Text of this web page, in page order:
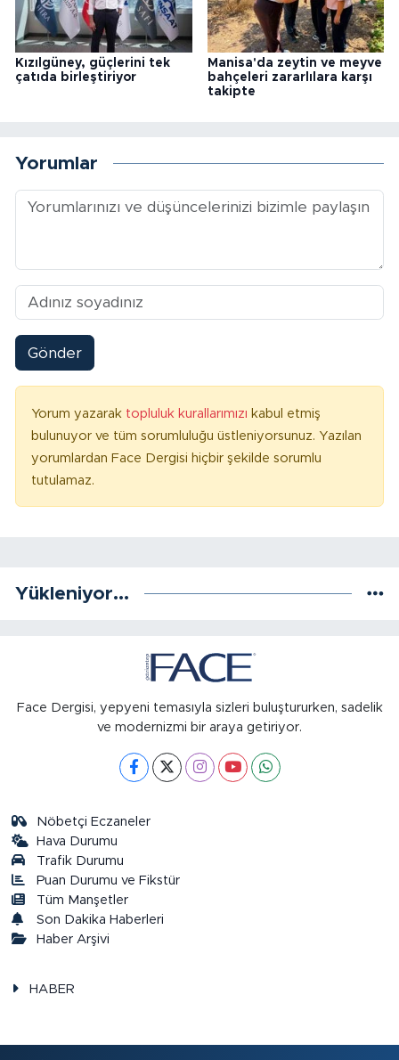
Kızılgüney, güçlerini tek
çatıda birleştiriyor
Manisa'da zeytin ve meyve
bahçeleri zararlılara karşı
takipte
Yorumlar
Gönder
Yorum yazarak topluluk kurallarımızı kabul etmiş
bulunuyor ve tüm sorumluluğu üstleniyorsunuz. Yazılan
yorumlardan Face Dergisi hiçbir şekilde sorumlu
tutulamaz.
Yükleniyor...
Face Dergisi, yepyeni temasıyla sizleri buluştururken, sadelik
ve modernizmi bir araya getiriyor.
Nöbetçi Eczaneler
Hava Durumu
Trafik Durumu
Puan Durumu ve Fikstür
Tüm Manşetler
Son Dakika Haberleri
Haber Arşivi
HABER